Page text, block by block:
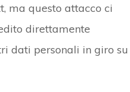
ma questo attacco ci
direttamente
dati personali in giro su